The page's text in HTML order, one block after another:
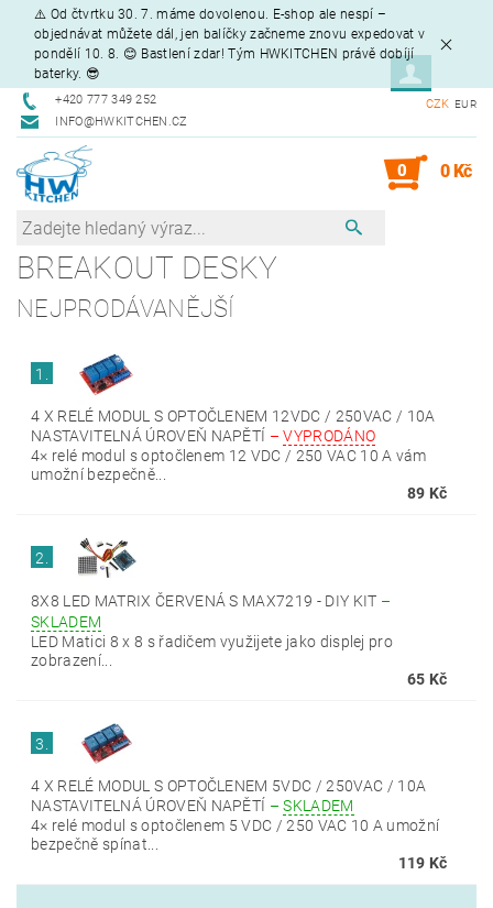
⚠️ Od čtvrtku 30. 7. máme dovolenou. E-shop ale nespí –
objednávat můžete dál, jen balíčky začneme znovu expedovat v
pondělí 10. 8. 😊 Bastlení zdar! Tým HWKITCHEN právě dobíjí
baterky. 😎
+420 777 349 252
INFO@HWKITCHEN.CZ
CZK EUR
0 0 Kč
BREAKOUT DESKY
NEJPRODÁVANĚJŠÍ
1.
4 X RELÉ MODUL S OPTOČLENEM 12VDC / 250VAC / 10A
NASTAVITELNÁ ÚROVEŇ NAPĚTÍ –VYPRODÁNO
4× relé modul s optočlenem 12 VDC / 250 VAC 10 A vám
umožní bezpečně...
89 Kč
2.
8X8 LED MATRIX ČERVENÁ S MAX7219 - DIY KIT –
SKLADEM
LED Matici 8 x 8 s řadičem využijete jako displej pro
zobrazení...
65 Kč
3.
4 X RELÉ MODUL S OPTOČLENEM 5VDC / 250VAC / 10A
NASTAVITELNÁ ÚROVEŇ NAPĚTÍ –SKLADEM
4× relé modul s optočlenem 5 VDC / 250 VAC 10 A umožní
bezpečně spínat...
119 Kč